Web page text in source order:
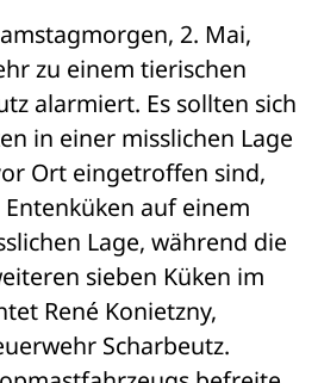
2. Mai,
zu einem tierischen
alarmiert. Es sollten sich
in einer misslichen Lage
Ort eingetroffen sind,
auf einem
Lage, während die
sieben Küken im
René Konietzny,
Scharbeutz.